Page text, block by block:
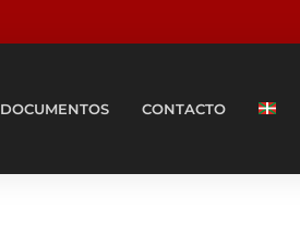
DOCUMENTOS CONTACTO